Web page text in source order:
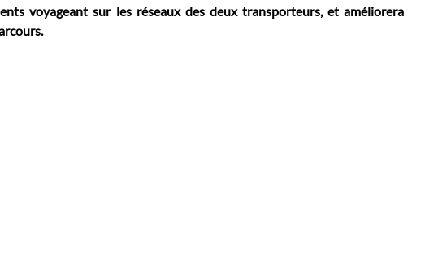
voyageant sur les réseaux des deux transporteurs, et améliorera